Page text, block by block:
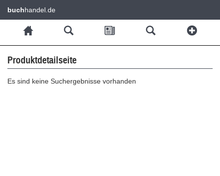
buchhandel.de
Produktdetailseite
Es sind keine Suchergebnisse vorhanden